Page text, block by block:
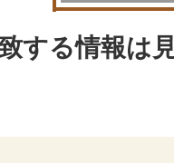
する情報は